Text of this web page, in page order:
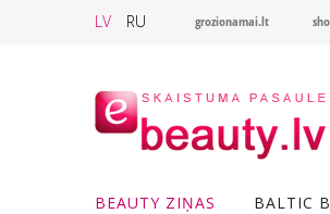
LV RU grozionamai.lt
BEAUTY ZIŅAS BALTIC